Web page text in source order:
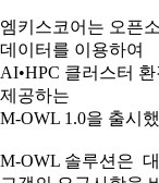
엠키스코어는 오픈
데이터를 이용하여
AI•HPC 클러스터
제공하는
M-OWL 1.0을 출시
M-OWL 솔루션은